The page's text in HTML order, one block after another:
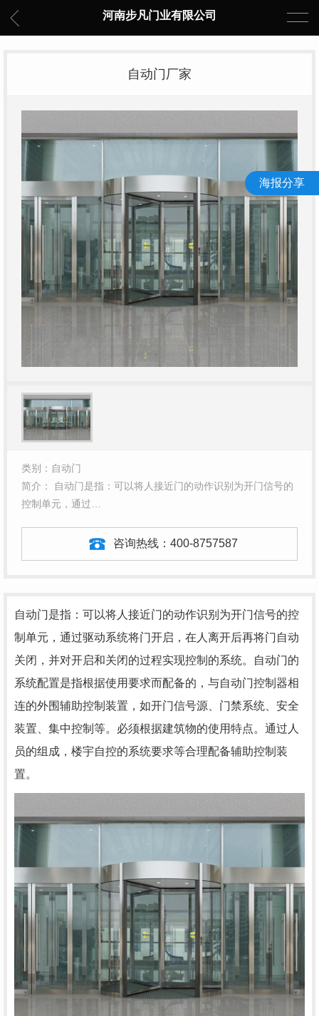
河南步凡门业有限公司
自动门厂家
类别：自动门
简介： 自动门是指：可以将人接近门的动作识别为开门信号的
控制单元，通过…
咨询热线： 400-8757587
自动门是指：可以将人接近门的动作识别为开门信号的控
制单元，通过驱动系统将门开启，在人离开后再将门自动
关闭，并对开启和关闭的过程实现控制的系统。自动门的
系统配置是指根据使用要求而配备的，与自动门控制器相
连的外围辅助控制装置，如开门信号源、门禁系统、安全
装置、集中控制等。必须根据建筑物的使用特点。通过人
员的组成，楼宇自控的系统要求等合理配备辅助控制装
置。
海报分享